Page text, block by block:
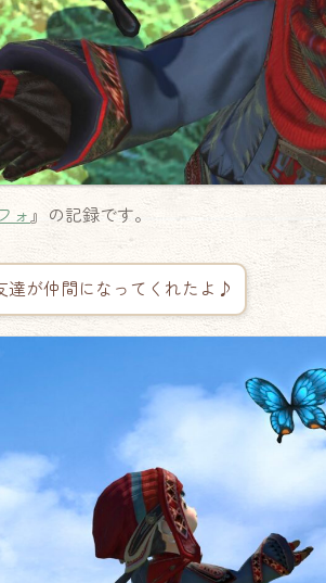
ォ 』の記録です。
達が仲間になってくれたよ♪